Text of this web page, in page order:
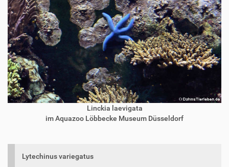
Linckia laevigata
im Aquazoo Löbbecke Museum Düsseldorf
Lytechinus variegatus